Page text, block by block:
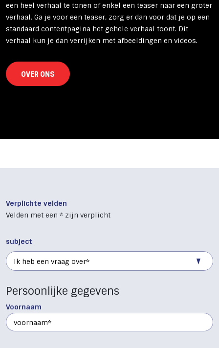
een heel verhaal te tonen of enkel een teaser naar een groter
verhaal. Ga je voor een teaser, zorg er dan voor dat je op een
standaard contentpagina het gehele verhaal toont. Dit
verhaal kun je dan verrijken met afbeeldingen en videos.
OVER ONS
Verplichte velden
Velden met een * zijn verplicht
subject
Ik heb een vraag over*
Persoonlijke gegevens
Voornaam